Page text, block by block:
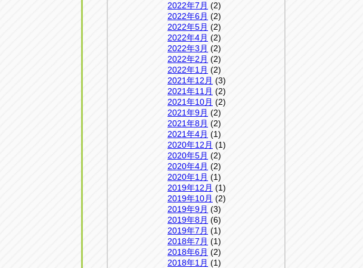
2022年7月 (2)
2022年6月 (2)
2022年5月 (2)
2022年4月 (2)
2022年3月 (2)
2022年2月 (2)
2022年1月 (2)
2021年12月 (3)
2021年11月 (2)
2021年10月 (2)
2021年9月 (2)
2021年8月 (2)
2021年4月 (1)
2020年12月 (1)
2020年5月 (2)
2020年4月 (2)
2020年1月 (1)
2019年12月 (1)
2019年10月 (2)
2019年9月 (3)
2019年8月 (6)
2019年7月 (1)
2018年7月 (1)
2018年6月 (2)
2018年1月 (1)